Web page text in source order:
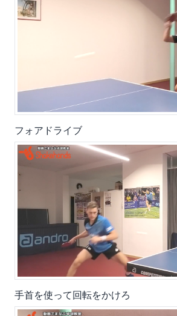
フォアドライブ
手首を使って回転をかけろ